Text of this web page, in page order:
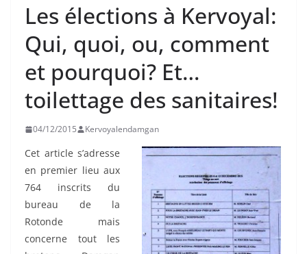
Les élections à Kervoyal:
Qui, quoi, ou, comment
et pourquoi? Et…
toilettage des sanitaires!
04/12/2015 Kervoyalendamgan
Cet article s’adresse
en premier lieu aux
764 inscrits du
bureau de la
Rotonde mais
concerne tout les